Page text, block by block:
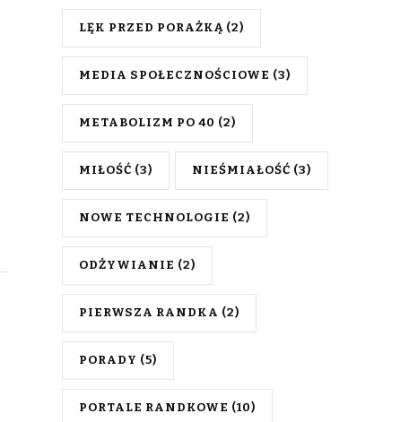
LĘK PRZED PORAŻKĄ (2)
MEDIA SPOŁECZNOŚCIOWE (3)
METABOLIZM PO 40 (2)
MIŁOŚĆ (3) NIEŚMIAŁOŚĆ (3)
NOWE TECHNOLOGIE (2)
ODŻYWIANIE (2)
PIERWSZA RANDKA (2)
PORADY (5)
PORTALE RANDKOWE (10)